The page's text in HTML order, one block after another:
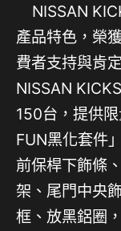
NISSAN
產品特色，榮
費者支持與肯
NISSAN
150台，提供
FUN黑化套件
前保桿下飾條
架、尾門中央
框、放黑鋁圈